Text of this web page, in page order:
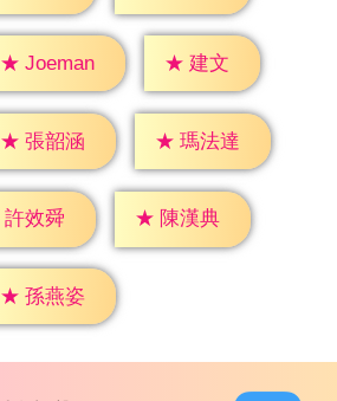
★ Joeman ★ 建文
★ 張韶涵 ★ 瑪法達
許效舜 ★ 陳漢典
★ 孫燕姿